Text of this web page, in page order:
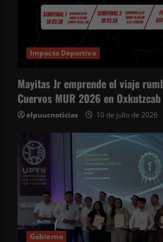
Impacto Deportivo
Mayitas Jr emprende el viaje
Cuervos MUR 2026 en Oxkutzcab
elpuucnoticias 10 de julio de 2026
Gobierno